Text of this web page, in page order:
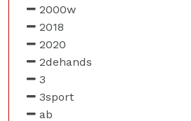
2000w
2018
2020
2dehands
3
3sport
ab